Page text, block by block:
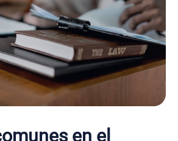
en el